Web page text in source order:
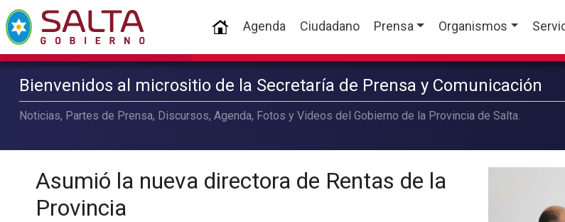
(current)
Agenda Ciudadano Prensa Organismos
Bienvenidos al micrositio de la Secretaría de Prensa y Comunicación
Noticias, Partes de Prensa, Discursos, Agenda, Fotos y Videos del Gobierno de la Provincia de Salta.
Asumió la nueva directora de Rentas de la
Provincia